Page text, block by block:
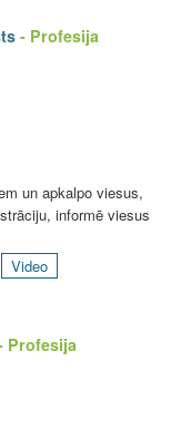
- Profesija
un apkalpo viesus,
informē viesus
Video
Profesija